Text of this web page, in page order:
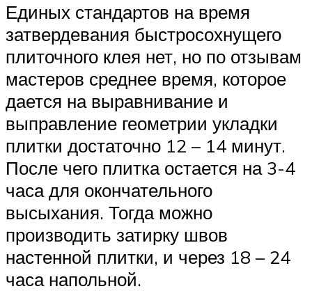
Единых стандартов на время
затвердевания быстросохнущего
плиточного клея нет, но по отзывам
мастеров среднее время, которое
дается на выравнивание и
выправление геометрии укладки
плитки достаточно 12 – 14 минут.
После чего плитка остается на 3-4
часа для окончательного
высыхания. Тогда можно
производить затирку швов
настенной плитки, и через 18 – 24
часа напольной.